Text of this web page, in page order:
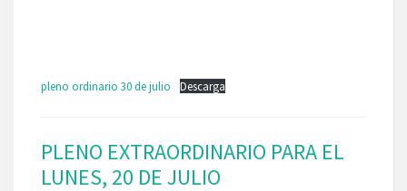
pleno ordinario 30 de julio Descarga
PLENO EXTRAORDINARIO PARA EL
LUNES, 20 DE JULIO